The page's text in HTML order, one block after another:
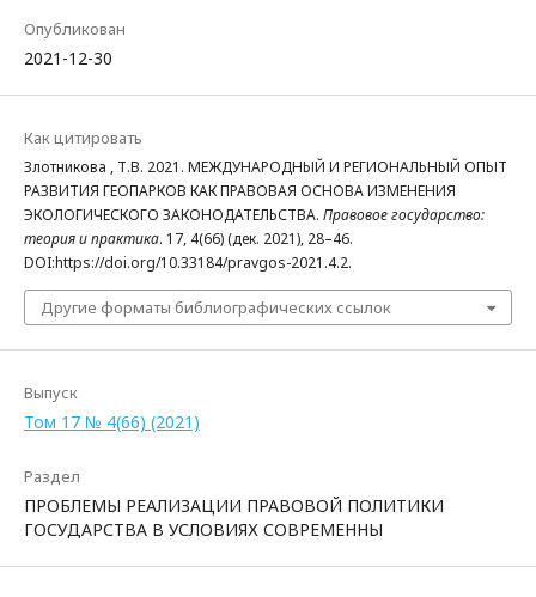
Опубликован
2021-12-30
Как цитировать
Злотникова , Т.В. 2021. МЕЖДУНАРОДНЫЙ И РЕГИОНАЛЬНЫЙ ОПЫТ
РАЗВИТИЯ ГЕОПАРКОВ КАК ПРАВОВАЯ ОСНОВА ИЗМЕНЕНИЯ
ЭКОЛОГИЧЕСКОГО ЗАКОНОДАТЕЛЬСТВА. Правовое государство:
теория и практика. 17, 4(66) (дек. 2021), 28–46.
DOI:https://doi.org/10.33184/pravgos-2021.4.2.
Другие форматы библиографических ссылок
Выпуск
Том 17 № 4(66) (2021)
Раздел
ПРОБЛЕМЫ РЕАЛИЗАЦИИ ПРАВОВОЙ ПОЛИТИКИ
ГОСУДАРСТВА В УСЛОВИЯХ СОВРЕМЕННЫ